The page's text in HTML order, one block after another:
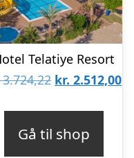
Telatiye Resort
3.724,22 Den
kr. 2.512,00
Gå til shop